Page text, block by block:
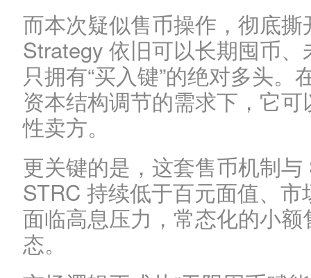
而本次疑似售币操作，彻底
Strategy 依旧可以长期囤币
只拥有“买入键”的绝对多头
资本结构调节的需求下，它
性卖方。
更关键的是，这套售币机制
STRC 持续低于百元面值、
面临高息压力，常态化的小
态。